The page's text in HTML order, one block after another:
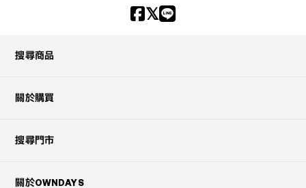
搜尋商品
關於購買
搜尋門市
關於OWNDAYS